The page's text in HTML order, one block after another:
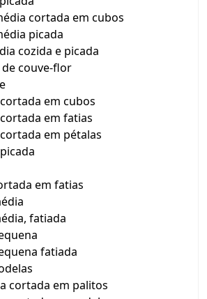
cortada em cubos
picada
cozida e picada
de couve-flor
em cubos
em fatias
em pétalas
em fatias
fatiada
fatiada
cortada em palitos